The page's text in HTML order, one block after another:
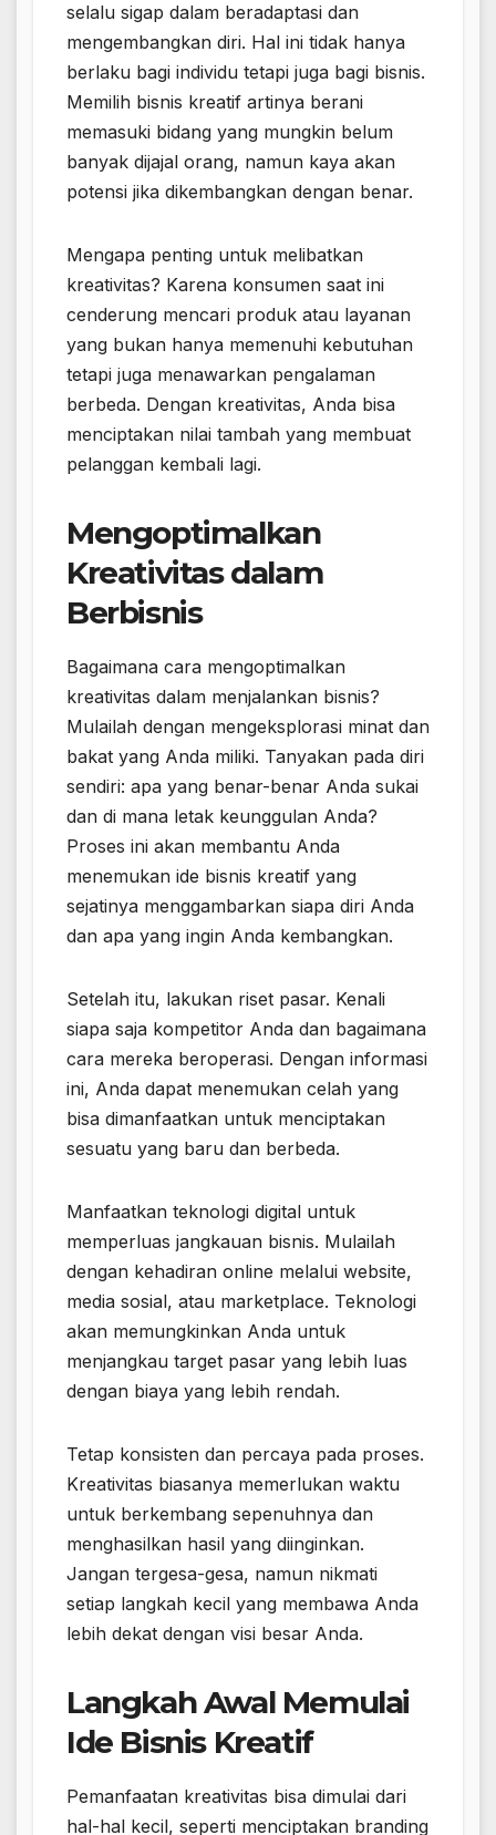
selalu sigap dalam beradaptasi dan
mengembangkan diri. Hal ini tidak hanya
berlaku bagi individu tetapi juga bagi bisnis.
Memilih bisnis kreatif artinya berani
memasuki bidang yang mungkin belum
banyak dijajal orang, namun kaya akan
potensi jika dikembangkan dengan benar.
Mengapa penting untuk melibatkan
kreativitas? Karena konsumen saat ini
cenderung mencari produk atau layanan
yang bukan hanya memenuhi kebutuhan
tetapi juga menawarkan pengalaman
berbeda. Dengan kreativitas, Anda bisa
menciptakan nilai tambah yang membuat
pelanggan kembali lagi.
Mengoptimalkan
Kreativitas dalam
Berbisnis
Bagaimana cara mengoptimalkan
kreativitas dalam menjalankan bisnis?
Mulailah dengan mengeksplorasi minat dan
bakat yang Anda miliki. Tanyakan pada diri
sendiri: apa yang benar-benar Anda sukai
dan di mana letak keunggulan Anda?
Proses ini akan membantu Anda
menemukan ide bisnis kreatif yang
sejatinya menggambarkan siapa diri Anda
dan apa yang ingin Anda kembangkan.
Setelah itu, lakukan riset pasar. Kenali
siapa saja kompetitor Anda dan bagaimana
cara mereka beroperasi. Dengan informasi
ini, Anda dapat menemukan celah yang
bisa dimanfaatkan untuk menciptakan
sesuatu yang baru dan berbeda.
Manfaatkan teknologi digital untuk
memperluas jangkauan bisnis. Mulailah
dengan kehadiran online melalui website,
media sosial, atau marketplace. Teknologi
akan memungkinkan Anda untuk
menjangkau target pasar yang lebih luas
dengan biaya yang lebih rendah.
Tetap konsisten dan percaya pada proses.
Kreativitas biasanya memerlukan waktu
untuk berkembang sepenuhnya dan
menghasilkan hasil yang diinginkan.
Jangan tergesa-gesa, namun nikmati
setiap langkah kecil yang membawa Anda
lebih dekat dengan visi besar Anda.
Langkah Awal Memulai
Ide Bisnis Kreatif
Pemanfaatan kreativitas bisa dimulai dari
hal-hal kecil, seperti menciptakan branding